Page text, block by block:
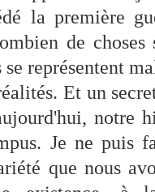
la première
de
représentent
Et un
notre
Je ne puis
que nous